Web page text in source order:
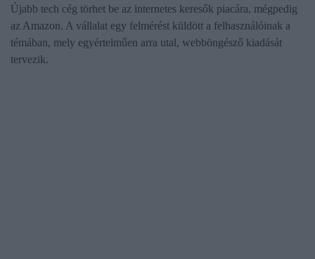
Újabb tech cég törhet be az internetes keresők piacára, mégpedig
az Amazon. A vállalat egy felmérést küldött a felhasználóinak a
témában, mely egyértelműen arra utal, webböngésző kiadását
tervezik.